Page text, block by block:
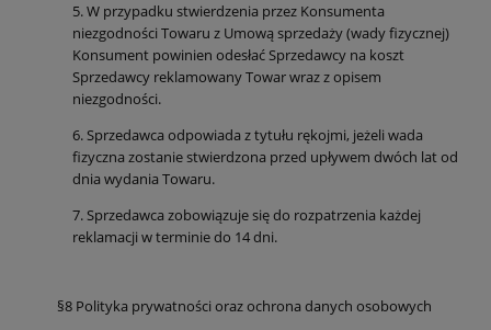
5. W przypadku stwierdzenia przez Konsumenta
niezgodności Towaru z Umową sprzedaży (wady fizycznej)
Konsument powinien odesłać Sprzedawcy na koszt
Sprzedawcy reklamowany Towar wraz z opisem
niezgodności.
6. Sprzedawca odpowiada z tytułu rękojmi, jeżeli wada
fizyczna zostanie stwierdzona przed upływem dwóch lat od
dnia wydania Towaru.
7. Sprzedawca zobowiązuje się do rozpatrzenia każdej
reklamacji w terminie do 14 dni.
§8 Polityka prywatności oraz ochrona danych osobowych